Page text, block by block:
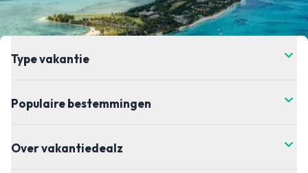
de meest actuele vanaf-prijs kun je het beste
doorklikken naar de aanbieder waar je je vakantie
wil boeken.
Type vakantie
Populaire bestemmingen
Over vakantiedealz